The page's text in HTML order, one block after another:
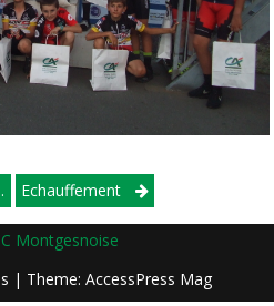
Echauffement
Montgesnoise
| Theme: AccessPress Mag